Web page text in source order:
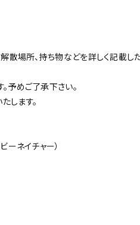
場所、持ち物などを詳しく記載した
予めご了承下さい。
します。
ネイチャー）